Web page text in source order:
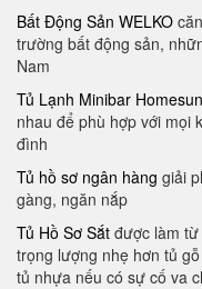
Bất Động Sản WELKO
trường bất động sản,
Nam
Tủ Lạnh Minibar Homesun
nhau để phù hợp với mọi
đình
Tủ hồ sơ ngân hàng giải
gàng, ngăn nắp
Tủ Hồ Sơ Sắt được làm
trọng lượng nhẹ hơn tủ
tủ nhựa nếu có sự cố va